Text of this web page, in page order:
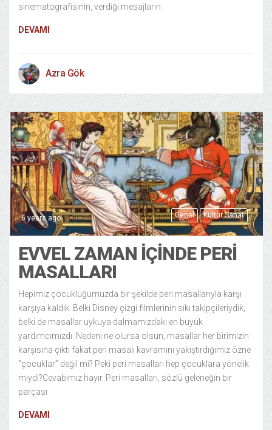
sinematografisinin, verdiği mesajların
DEVAMI
Azra Gök
Genel Kültür Sanat
6 years ago
EVVEL ZAMAN İÇINDE PERI
MASALLARI
Hepimiz çocukluğumuzda bir şekilde peri masallarıyla karşı
karşıya kaldık. Belki Disney çizgi filmlerinin sıkı takipçileriydik,
belki de masallar uykuya dalmamızdaki en büyük
yardımcımızdı. Nedeni ne olursa olsun, masallar her birimizin
karşısına çıktı fakat peri masalı kavramını yakıştırdığımız özne
“çocuklar” değil mi? Peki peri masalları hep çocuklara yönelik
miydi?Cevabımız hayır. Peri masalları, sözlü geleneğin bir
parçası
DEVAMI